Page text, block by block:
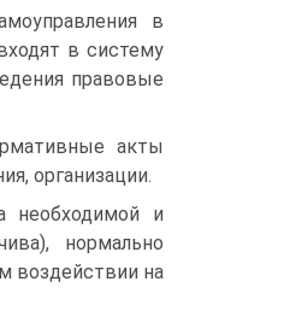
в
в систему
правовые
акты
организации.
необходимой и
нормально
воздействии на